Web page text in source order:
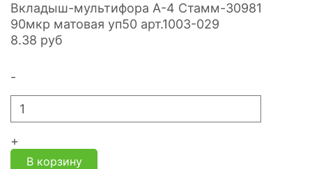
Вкладыш-мультифора A-4 Стамм-30981
90мкр матовая уп50 арт.1003-029
8.38 руб
-
+
В корзину